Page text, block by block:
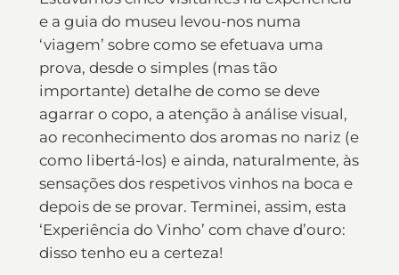
e a guia do museu levou-nos numa
‘viagem’ sobre como se efetuava uma
prova, desde o simples (mas tão
importante) detalhe de como se deve
agarrar o copo, a atenção à análise visual,
ao reconhecimento dos aromas no nariz (e
como libertá-los) e ainda, naturalmente, às
sensações dos respetivos vinhos na boca e
depois de se provar. Terminei, assim, esta
‘Experiência do Vinho’ com chave d’ouro:
disso tenho eu a certeza!